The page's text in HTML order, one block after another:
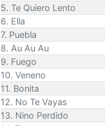
5. Te Quiero Lento
6. Ella
7. Puebla
8. Au Au Au
9. Fuego
10. Veneno
11. Bonita
12. No Te Vayas
13. Nino Perdido